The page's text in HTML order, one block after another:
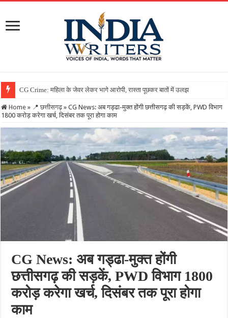
Home » 📍 छत्तीसगढ़ » CG News: अब गड्ढा-मुक्त होंगी छत्तीसगढ़ की सड़कें, PWD विभाग
1800 करोड़ करेगा खर्च, दिसंबर तक पूरा होगा काम
CG News: अब गड्ढा-मुक्त होंगी
छत्तीसगढ़ की सड़कें, PWD विभाग 1800
करोड़ करेगा खर्च, दिसंबर तक पूरा होगा
काम